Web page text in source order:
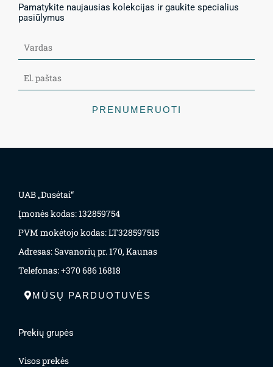
Pamatykite naujausias kolekcijas ir gaukite specialius
pasiūlymus
PRENUMERUOTI
UAB „Dusėtai“
Įmonės kodas: 132859754
PVM mokėtojo kodas: LT328597515
Adresas: Savanorių pr. 170, Kaunas
Telefonas: +370 686 16818
MŪSŲ PARDUOTUVĖS
Prekių grupės
Visos prekės